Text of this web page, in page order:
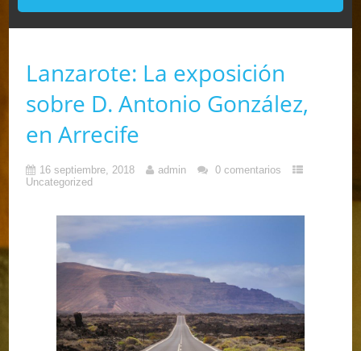
Lanzarote: La exposición
sobre D. Antonio González,
en Arrecife
16 septiembre, 2018 admin
0 comentarios
Uncategorized